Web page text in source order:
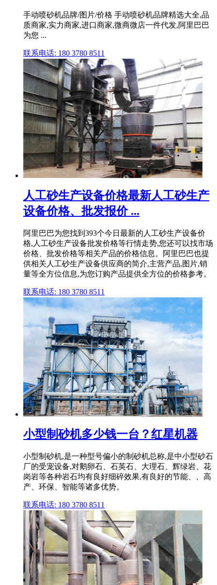
手动喷砂机品牌/图片/价格 手动喷砂机品牌精选大全,品
质商家,实力商家,进口商家,微商微店一件代发,阿里巴巴
为您 ...
联系电话: 180 3780 8511
人工砂生产设备价格最新人工砂生产
设备价格、批发报价 ...
阿里巴巴为您找到393个今日最新的人工砂生产设备价
格,人工砂生产设备批发价格等行情走势,您还可以找市场
价格、批发价格等相关产品的价格信息。阿里巴巴也提
供相关人工砂生产设备供应商的简介,主营产品,图片,销
量等全方位信息,为您订购产品提供全方位的价格参考。
联系电话: 180 3780 8511
小型制砂机多少钱一台？红星机器
小型制砂机,是一种型号偏小的制砂机总称,是中小型砂石
厂的受宠设备,对鹅卵石、石英石、大理石、辉绿岩、花
岗岩等各种岩石均有良好细碎效果,有良好的节能、、高
产、环保、智能等诸多优势。
联系电话: 180 3780 8511